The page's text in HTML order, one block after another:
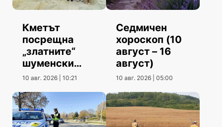
Кметът
посрещна
„златните“
шуменски
информатици
10 авг. 2026 | 10:21
Седмичен
хороскоп (10
август – 16
август)
10 авг. 2026 | 05:00